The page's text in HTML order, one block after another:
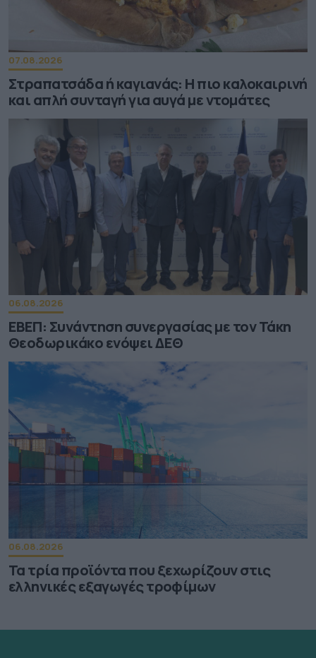
07.08.2026
Στραπατσάδα ή καγιανάς: Η πιο καλοκαιρινή
και απλή συνταγή για αυγά με ντομάτες
06.08.2026
ΕΒΕΠ: Συνάντηση συνεργασίας με τον Τάκη
Θεοδωρικάκο ενόψει ΔΕΘ
06.08.2026
Τα τρία προϊόντα που ξεχωρίζουν στις
ελληνικές εξαγωγές τροφίμων